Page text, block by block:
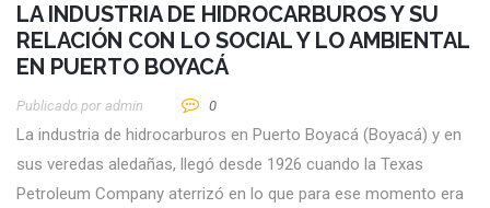
LA INDUSTRIA DE HIDROCARBUROS Y SU
RELACIÓN CON LO SOCIAL Y LO AMBIENTAL
EN PUERTO BOYACÁ
Publicado por Admin 0
La industria de hidrocarburos en Puerto Boyacá (Boyacá) y en
sus veredas aledañas, llegó desde 1926 cuando la Texas
Petroleum Company aterrizó en lo que para ese momento era